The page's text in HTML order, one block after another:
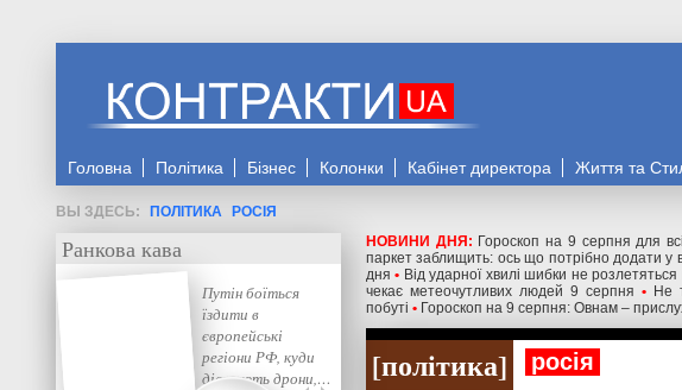
Головна Політика Бізнес Колонки Кабінет директора Життя та
ПОЛІТИКА
РОСІЯ
НОВИНИ ДНЯ: Гороскоп на 9 серпня для
паркет заблищить: ось що потрібно додати у
дня • Від ударної хвилі шибки не
чекає метеочутливих людей 9 серпня • Не
побуті • Гороскоп на 9 серпня: Овнам –
політика росія
Ранкова кава
Путін боїться
їздити в
європейські
регіони РФ, куди
дістають дрони,…